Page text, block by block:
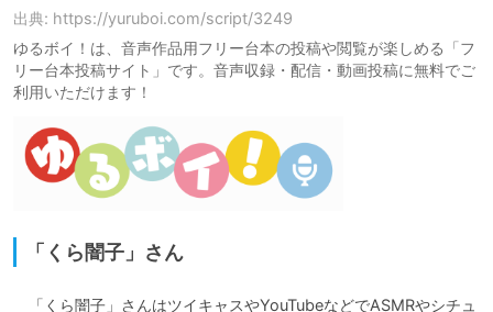
出典: https://yuruboi.com/script/3249
ゆるボイ！は、音声作品用フリー台本の投稿や閲覧が楽しめる「フ
リー台本投稿サイト」です。音声収録・配信・動画投稿に無料でご
利用いただけます！
「くら闇子」さん
「くら闇子」さんはツイキャスやYouTubeなどでASMRやシチュ